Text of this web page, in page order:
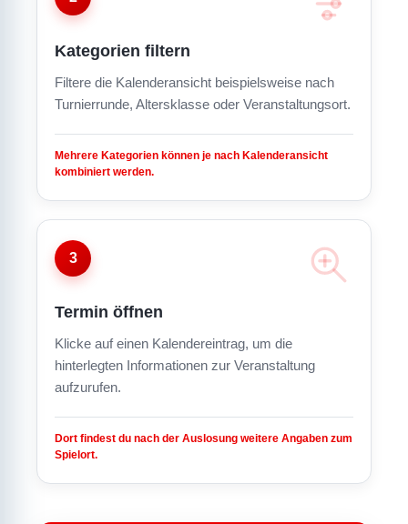
Kategorien filtern
Filtere die Kalenderansicht beispielsweise nach
Turnierrunde, Altersklasse oder Veranstaltungsort.
Mehrere Kategorien können je nach Kalenderansicht
kombiniert werden.
3
Termin öffnen
Klicke auf einen Kalendereintrag, um die
hinterlegten Informationen zur Veranstaltung
aufzurufen.
Dort findest du nach der Auslosung weitere Angaben zum
Spielort.